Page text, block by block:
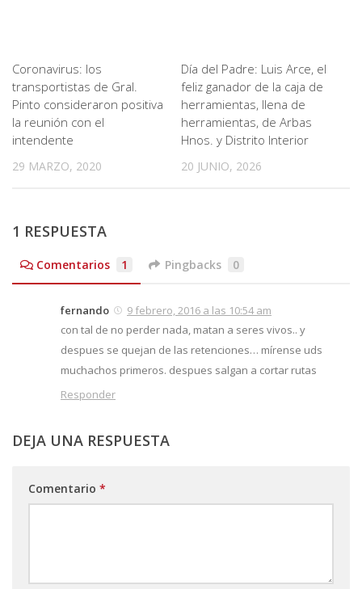
Coronavirus: los
transportistas de Gral.
Pinto consideraron positiva
la reunión con el
intendente
29 MARZO, 2020
Día del Padre: Luis Arce, el
feliz ganador de la caja de
herramientas, llena de
herramientas, de Arbas
Hnos. y Distrito Interior
20 JUNIO, 2026
1 RESPUESTA
Comentarios 1 Pingbacks 0
fernando
9 febrero, 2016 a las 10:54 am
con tal de no perder nada, matan a seres vivos.. y
despues se quejan de las retenciones… mírense uds
muchachos primeros. despues salgan a cortar rutas
Responder
DEJA UNA RESPUESTA
Comentario *